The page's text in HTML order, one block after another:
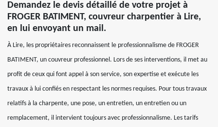
Demandez le devis détaillé de votre projet à
FROGER BATIMENT, couvreur charpentier à Lire,
en lui envoyant un mail.
À Lire, les propriétaires reconnaissent le professionnalisme de FROGER
BATIMENT, un couvreur professionnel. Lors de ses interventions, il met au
profit de ceux qui font appel à son service, son expertise et exécute les
travaux à lui confiés en respectant les normes requises. Pour tous travaux
relatifs à la charpente, une pose, un entretien, un entretien ou un
remplacement, il intervient toujours avec professionnalisme. Les tarifs